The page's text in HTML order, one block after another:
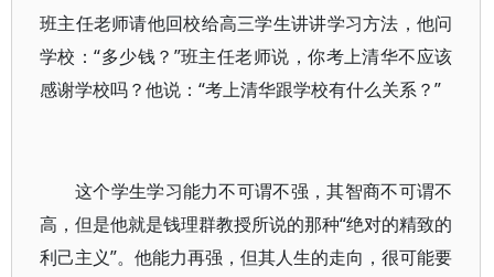
班主任老师请他回校给高三学生讲讲学习方法，他问
学校：“多少钱？”班主任老师说，你考上清华不应该
感谢学校吗？他说：“考上清华跟学校有什么关系？”
这个学生学习能力不可谓不强，其智商不可谓不
高，但是他就是钱理群教授所说的那种“绝对的精致的
利己主义”。他能力再强，但其人生的走向，很可能要